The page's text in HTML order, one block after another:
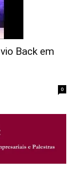
Back em
0